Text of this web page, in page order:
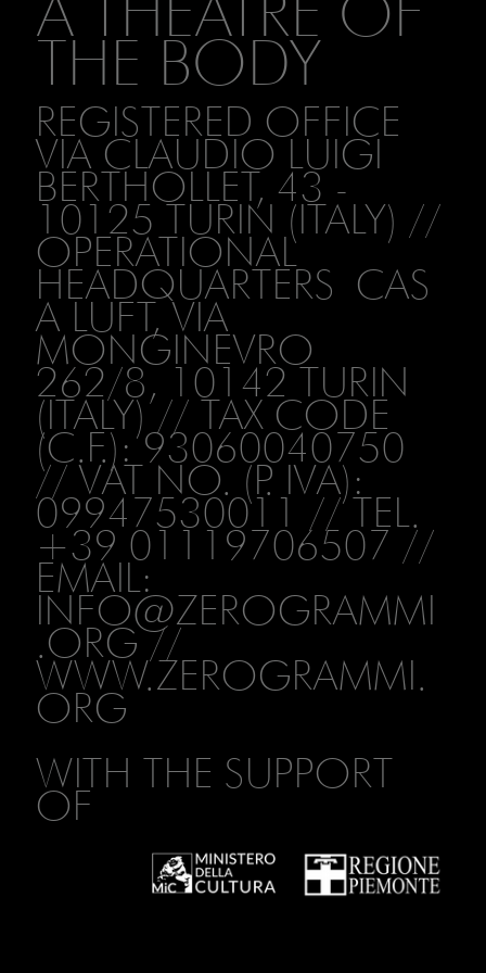
THE BODY
REGISTERED OFFICE
VIA CLAUDIO LUIGI
BERTHOLLET, 43 -
10125 TURIN (ITALY) //
OPERATIONAL
HEADQUARTERS CAS
A LUFT, VIA
MONGINEVRO
262/8, 10142 TURIN
(ITALY) // TAX CODE
(C.F.): 93060040750
// VAT NO. (P. IVA):
09947530011 // TEL.
+39 01119706507 //
EMAIL:
INFO@ZEROGRAMMI
.ORG//
WWW.ZEROGRAMMI.
ORG
WITH THE SUPPORT
OF